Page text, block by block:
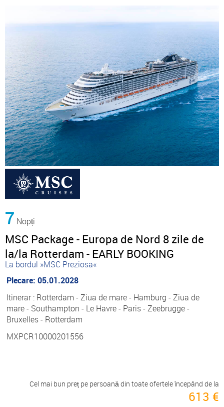
7 Nopți
MSC Package - Europa de Nord 8 zile de
la/la Rotterdam - EARLY BOOKING
La bordul »MSC Preziosa«
Plecare: 05.01.2028
Itinerar : Rotterdam - Ziua de mare - Hamburg - Ziua de
mare - Southampton - Le Havre - Paris - Zeebrugge -
Bruxelles - Rotterdam
MXPCR10000201556
Cel mai bun preț pe persoană din toate ofertele începând de la
613 €